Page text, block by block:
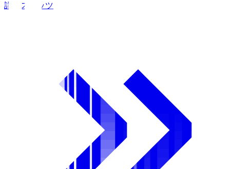
詳細スタッツ